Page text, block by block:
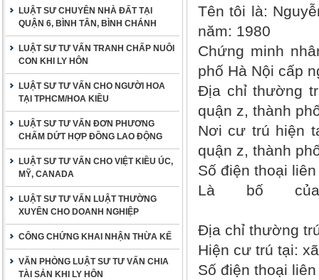
LUẬT SƯ CHUYÊN NHÀ ĐẤT TẠI
QUẬN 6, BÌNH TÂN, BÌNH CHÁNH
LUẬT SƯ TƯ VẤN TRANH CHẤP NUÔI
CON KHI LY HÔN
LUẬT SƯ TƯ VẤN CHO NGƯỜI HOA
TẠI TPHCM/HOA KIỀU
LUẬT SƯ TƯ VẤN ĐƠN PHƯƠNG
CHẤM DỨT HỢP ĐỒNG LAO ĐỘNG
LUẬT SƯ TƯ VẤN CHO VIỆT KIỀU ÚC,
MỸ, CANADA
LUẬT SƯ TƯ VẤN LUẬT THƯỜNG
XUYÊN CHO DOANH NGHIỆP
CÔNG CHỨNG KHAI NHẬN THỪA KẾ
VĂN PHÒNG LUẬT SƯ TƯ VẤN CHIA
TÀI SẢN KHI LY HÔN
Tên tôi là:
năm: 1980
Chứng minh
phố Hà Nội cấp
Địa chỉ thường
quận z, thành
Nơi cư trú hiện
quận z, thành
Số điện thoại
Là bố của
Địa chỉ thường
Hiện cư trú tại:
Số điện thoại